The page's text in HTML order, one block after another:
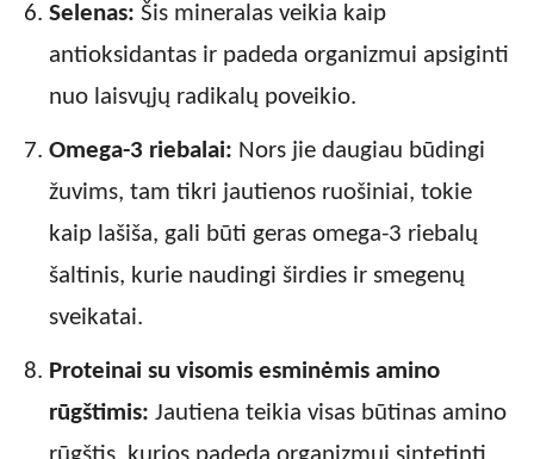
Selenas: Šis mineralas veikia kaip
antioksidantas ir padeda organizmui apsiginti
nuo laisvųjų radikalų poveikio.
Omega-3 riebalai: Nors jie daugiau būdingi
žuvims, tam tikri jautienos ruošiniai, tokie
kaip lašiša, gali būti geras omega-3 riebalų
šaltinis, kurie naudingi širdies ir smegenų
sveikatai.
Proteinai su visomis esminėmis amino
rūgštimis: Jautiena teikia visas būtinas amino